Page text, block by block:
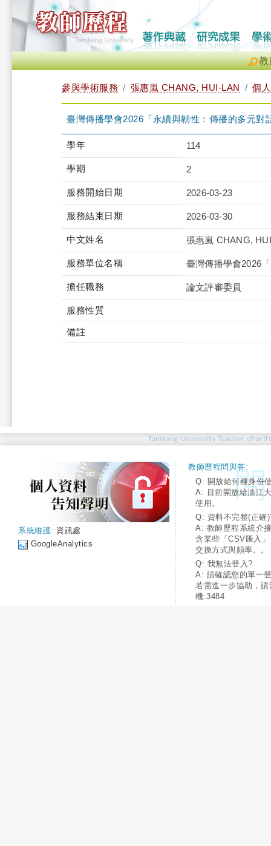
教
參與學術服務 張惠嵐 CHANG, HUI-LAN 個
臺灣傳播學會2026「永續與韌性：傳播的多元對
學年 114
學期 2
服務開始日期 2026-03-23
服務結束日期 2026-03-30
中文姓名 張惠嵐 CHANG,
服務單位名稱 臺灣傳播學會2026
擔任職務 論文評審委員
服務性質
備註
Tamkang University Teacher
系統維護: 資訊處
GoogleAnalytics
教師歷程問與答:
Q: 開放給何種身份
A: 目前開放給淡江
使用。
Q: 資料不完整(正確
A: 教師歷程系統介
含某些「CSV匯入
交換方式與頻率。。
Q: 我無法登入?
A: 請確認您的單一
若需進一步協助，
機:3484